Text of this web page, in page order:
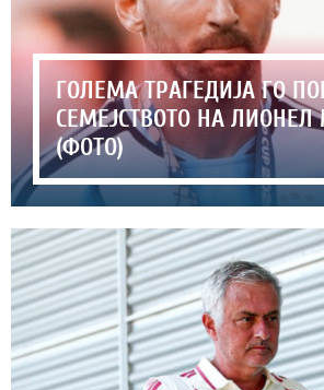
ГОЛЕМА ТРАГЕДИЈА ГО
СЕМЕЈСТВОТО НА ЛИОНЕЛ
(ФОТО)